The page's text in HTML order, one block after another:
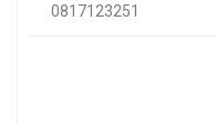
0817123251